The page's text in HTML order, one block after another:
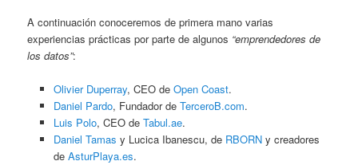
A continuación conoceremos de primera mano varias
experiencias prácticas por parte de algunos “emprendedores de
los datos”:
Olivier Duperray, CEO de Open Coast.
Daniel Pardo, Fundador de TerceroB.com.
Luis Polo, CEO de Tabul.ae.
Daniel Tamas y Lucica Ibanescu, de RBORNy creadores
de AsturPlaya.es.